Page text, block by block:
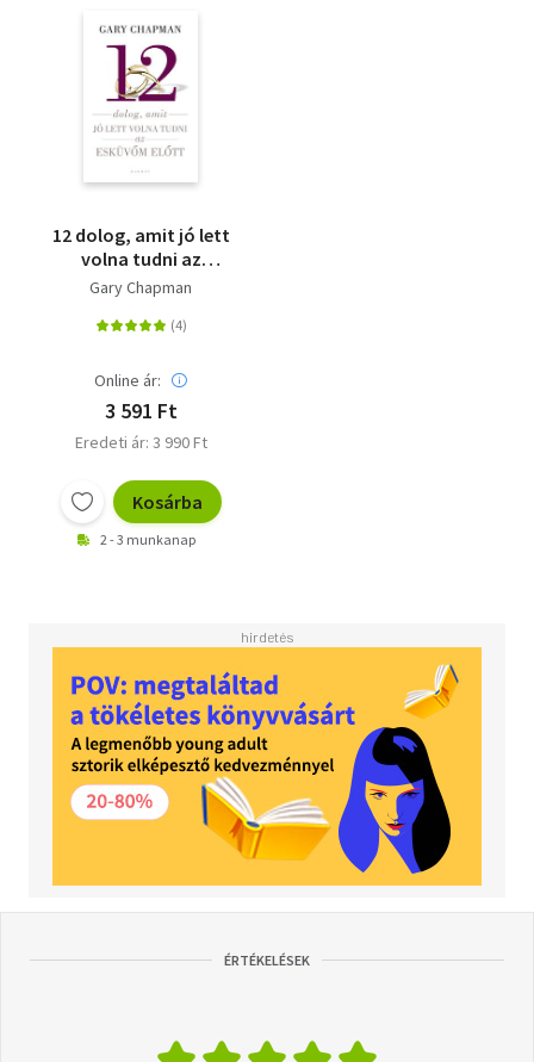
12 dolog, amit jó lett
volna tudni az
esküvőm előtt
Gary Chapman
Online ár:
3 591 Ft
Eredeti ár: 3 990 Ft
Kosárba
2 - 3 munkanap
ÉRTÉKELÉSEK